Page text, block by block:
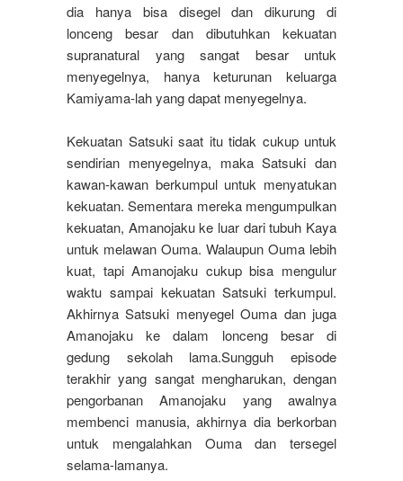
dia hanya bisa disegel dan dikurung di
lonceng besar dan dibutuhkan kekuatan
supranatural yang sangat besar untuk
menyegelnya, hanya keturunan keluarga
Kamiyama-lah yang dapat menyegelnya.
Kekuatan Satsuki saat itu tidak cukup untuk
sendirian menyegelnya, maka Satsuki dan
kawan-kawan berkumpul untuk menyatukan
kekuatan. Sementara mereka mengumpulkan
kekuatan, Amanojaku ke luar dari tubuh Kaya
untuk melawan Ouma. Walaupun Ouma lebih
kuat, tapi Amanojaku cukup bisa mengulur
waktu sampai kekuatan Satsuki terkumpul.
Akhirnya Satsuki menyegel Ouma dan juga
Amanojaku ke dalam lonceng besar di
gedung sekolah lama.Sungguh episode
terakhir yang sangat mengharukan, dengan
pengorbanan Amanojaku yang awalnya
membenci manusia, akhirnya dia berkorban
untuk mengalahkan Ouma dan tersegel
selama-lamanya.